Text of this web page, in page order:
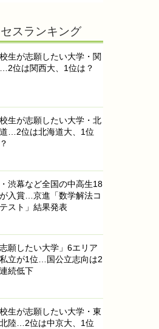
スランキング
生が志願したい大学・関
位は関西大、1位は？
生が志願したい大学・北
…2位は北海道大、1位
渋幕など全国の中高生18
入賞…京進「数学解法コ
スト」結果発表
志願したい大学」6エリア
立が1位…国公立志向は2
続低下
生が志願したい大学・東
陸…2位は中京大、1位